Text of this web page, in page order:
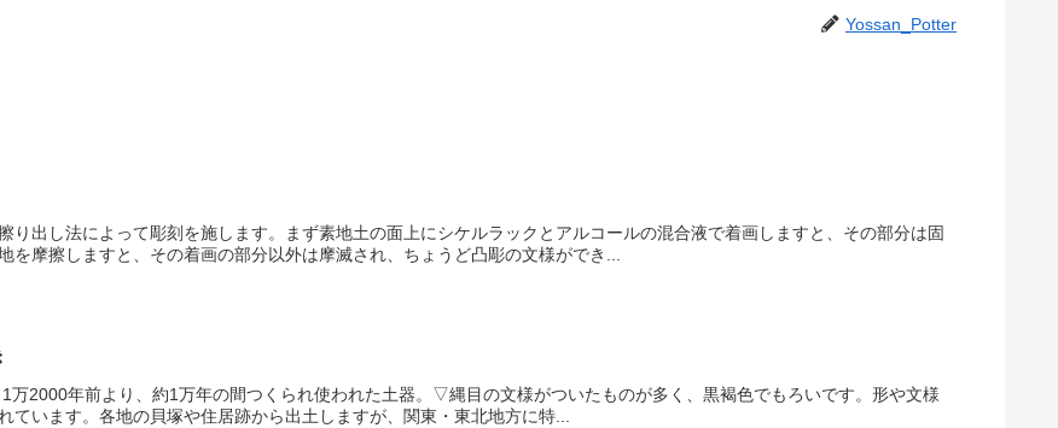
Yossan_Potter
り出し法によって彫刻を施します。まず素地土の面上にシケルラックとアルコールの混合液で着画しますと、その部分は固
を摩擦しますと、その着画の部分以外は摩滅され、ちょうど凸彫の文様ができ...
万2000年前より、約1万年の間つくられ使われた土器。▽縄目の文様がついたものが多く、黒褐色でもろいです。形や文様
ています。各地の貝塚や住居跡から出土しますが、関東・東北地方に特...